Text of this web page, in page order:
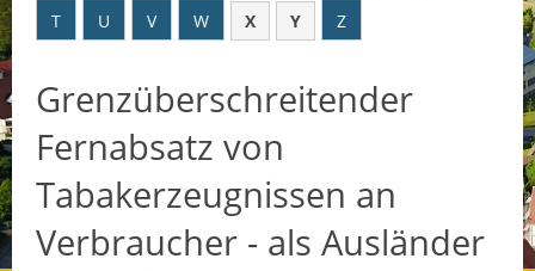
Datenschutz
Datenschutz im
Steueramt
Geschichte und
Gegenwart
T
U V W X Y Z
Grenzüberschreitender
Fernabsatz von
Tabakerzeugnissen an
Verbraucher - als Ausländer